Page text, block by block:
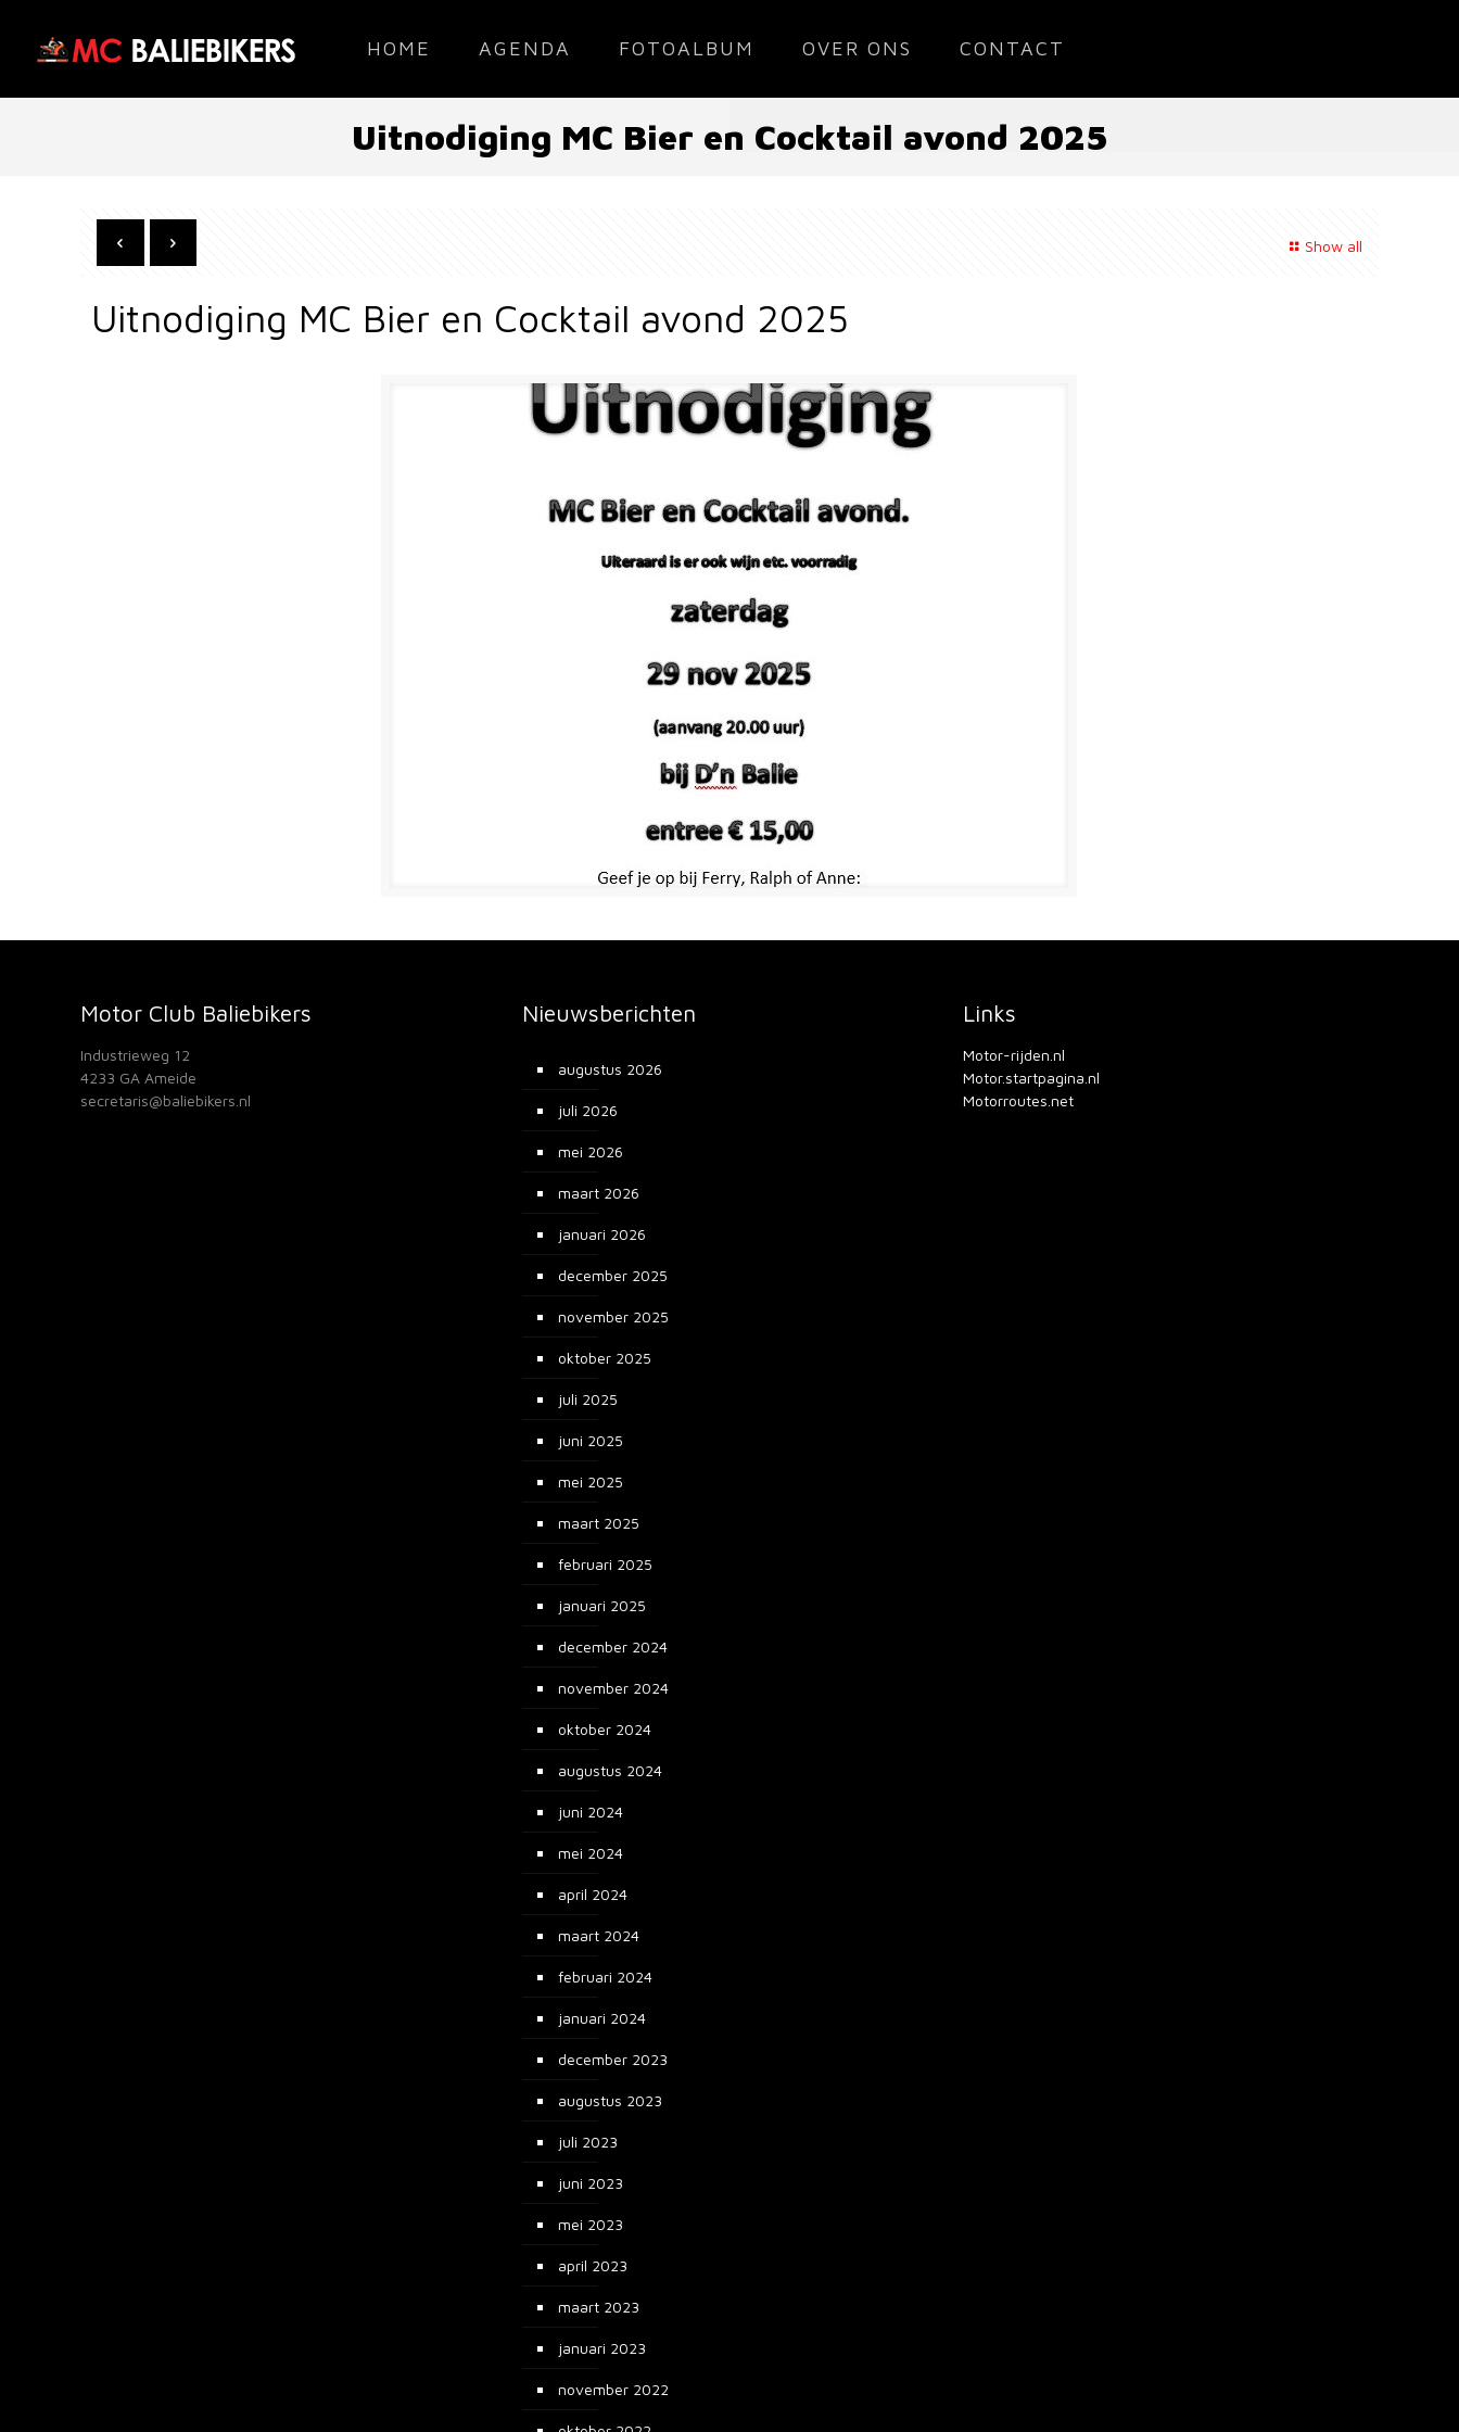
HOME AGENDA FOTOALBUM OVER ONS CONTACT
Uitnodiging MC Bier en Cocktail avond 2025
Show all
Uitnodiging MC Bier en Cocktail avond 2025
Motor Club Baliebikers
Industrieweg 12
4233 GA Ameide
secretaris@baliebikers.nl
Nieuwsberichten
augustus 2026
juli 2026
mei 2026
maart 2026
januari 2026
december 2025
november 2025
oktober 2025
juli 2025
juni 2025
mei 2025
maart 2025
februari 2025
januari 2025
december 2024
november 2024
oktober 2024
augustus 2024
juni 2024
mei 2024
april 2024
maart 2024
februari 2024
januari 2024
december 2023
augustus 2023
juli 2023
juni 2023
mei 2023
april 2023
maart 2023
januari 2023
november 2022
Links
Motor-rijden.nl
Motor.startpagina.nl
Motorroutes.net